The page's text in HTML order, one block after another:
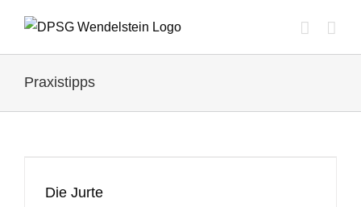
Inhalt
springen
Praxistipps
Die Jurte